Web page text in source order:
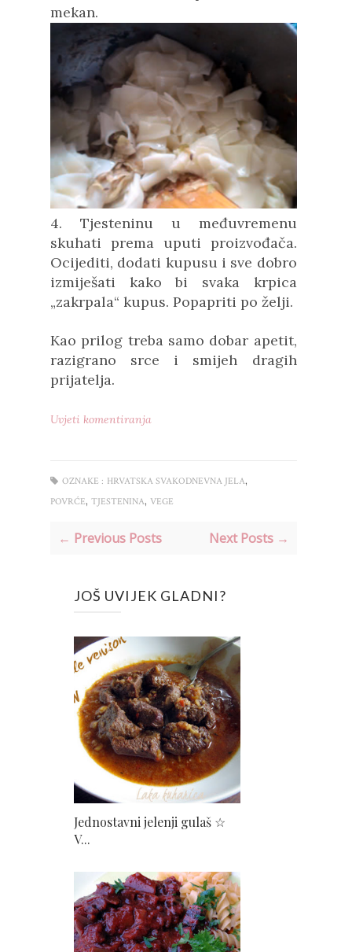
mekan.
4. Tjesteninu u međuvremenu
skuhati prema uputi proizvođača.
Ocijediti, dodati kupusu i sve dobro
izmiješati kako bi svaka krpica
„zakrpala“ kupus. Popapriti po želji.
Kao prilog treba samo dobar apetit,
razigrano srce i smijeh dragih
prijatelja.
Uvjeti komentiranja
OZNAKE : HRVATSKA SVAKODNEVNA JELA,
POVRĆE, TJESTENINA, VEGE
← Previous Posts Next Posts →
JOŠ UVIJEK GLADNI?
Jednostavni jelenji gulaš ☆
V...